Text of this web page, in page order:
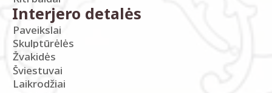
Interjero detalės
Paveikslai
Skulptūrėlės
Žvakidės
Šviestuvai
Laikrodžiai